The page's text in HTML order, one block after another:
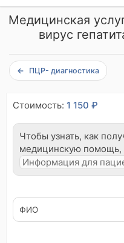
Медицинская
вирус
ПЦР- диагностика
Стоимость: 1 150 ₽
Чтобы узнать, как
медицинскую помощь,
Информация для
В
н
ФИО